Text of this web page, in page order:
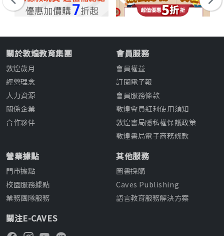
關於敦煌教育集團
敦煌歲月
經營理念
人力資源
關係企業
合作夥伴
會員服務
會員權益
訂閱電子報
會員服務條款
敦煌會員紅利使用須知
敦煌書局隱私權保護政策
敦煌書局電子商務條款
營業據點
門市據點
校園服務據點
業務團隊服務
其他服務
圖書採購
Caves Publishing
語言教育服務解決方案
關注E-CAVES